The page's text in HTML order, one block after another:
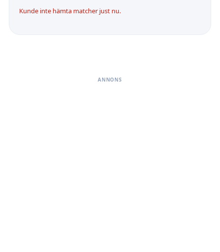
Kunde inte hämta matcher just nu.
ANNONS